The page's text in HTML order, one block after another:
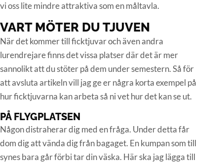
vi oss lite mindre attraktiva som en måltavla.
VART MÖTER DU TJUVEN
När det kommer till ficktjuvar och även andra
lurendrejare finns det vissa platser där det är mer
sannolikt att du stöter på dem under semestern. Så för
att avsluta artikeln vill jag ge er några korta exempel på
hur ficktjuvarna kan arbeta så ni vet hur det kan se ut.
PÅ FLYGPLATSEN
Någon distraherar dig med en fråga. Under detta får
dom dig att vända dig från bagaget. En kumpan som till
synes bara går förbi tar din väska. Här ska jag lägga till